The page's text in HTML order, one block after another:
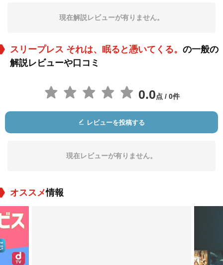
William Rhead Vincent Andriano Lindy Pieri
Minouche Kaftel
役：Doctor 2
現在解説レビューが有りません。
スリープレス それは、眠ると憑いてくる。 の一般の
解説レビューや口コミ
0.0点 / 0件
レビューを投稿する
現在レビューが有りません。
オススメ情報